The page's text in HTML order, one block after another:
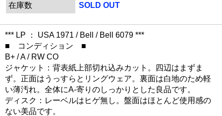
在庫数
SOLD OUT
*** LP ： USA 1971 / Bell / Bell 6079 ***
■ コンディション ■
B+ / A / RW CO
ジャケット：背表紙上部切れ込みカット。四辺はまずま
ず。正面はうっすらとリングウェア。裏面は白地のため軽
い薄汚れ。全体にA-寄りのしっかりとした良品です。
ディスク：レーベルはヒゲ無し。盤面はほとんど使用感の
ない美品です。